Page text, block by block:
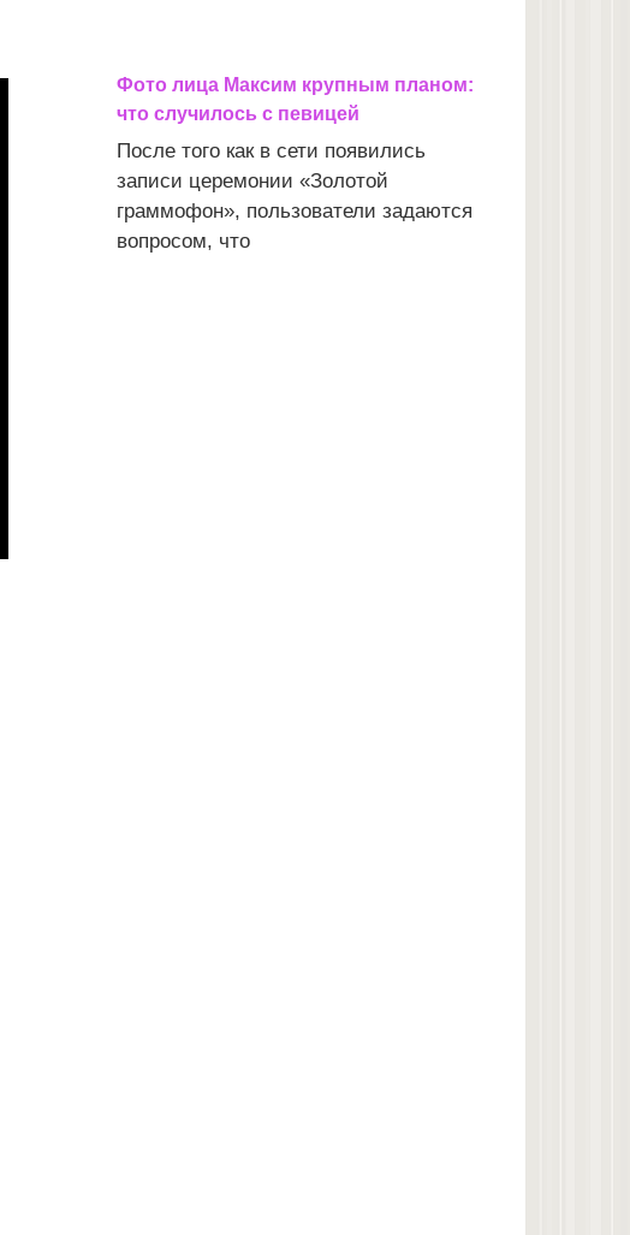
Фото лица Максим крупным планом:
что случилось с певицей
После того как в сети появились
записи церемонии «Золотой
граммофон», пользователи задаются
вопросом, что